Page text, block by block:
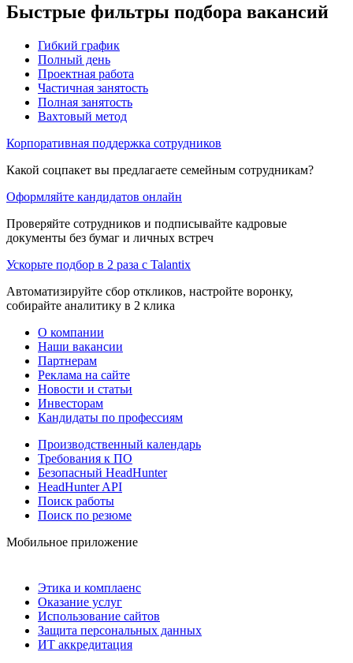
Быстрые фильтры подбора вакансий
Гибкий график
Полный день
Проектная работа
Частичная занятость
Полная занятость
Вахтовый метод
Корпоративная поддержка сотрудников
Какой соцпакет вы предлагаете семейным сотрудникам?
Оформляйте кандидатов онлайн
Проверяйте сотрудников и подписывайте кадровые
документы без бумаг и личных встреч
Ускорьте подбор в 2 раза с Talantix
Автоматизируйте сбор откликов, настройте воронку,
собирайте аналитику в 2 клика
О компании
Наши вакансии
Партнерам
Реклама на сайте
Новости и статьи
Инвесторам
Кандидаты по профессиям
Производственный календарь
Требования к ПО
Безопасный HeadHunter
HeadHunter API
Поиск работы
Поиск по резюме
Мобильное приложение
Этика и комплаенс
Оказание услуг
Использование сайтов
Защита персональных данных
ИТ аккредитация